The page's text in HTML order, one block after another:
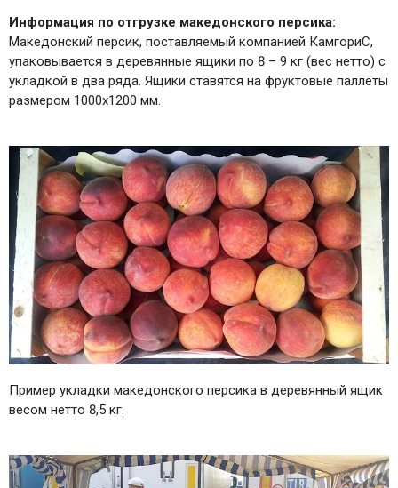
Информация по отгрузке македонского персика:
Македонский персик, поставляемый компанией КамгориС,
упаковывается в деревянные ящики по 8 – 9 кг (вес нетто) с
укладкой в два ряда. Ящики ставятся на фруктовые паллеты
размером 1000х1200 мм.
Пример укладки македонского персика в деревянный ящик
весом нетто 8,5 кг.